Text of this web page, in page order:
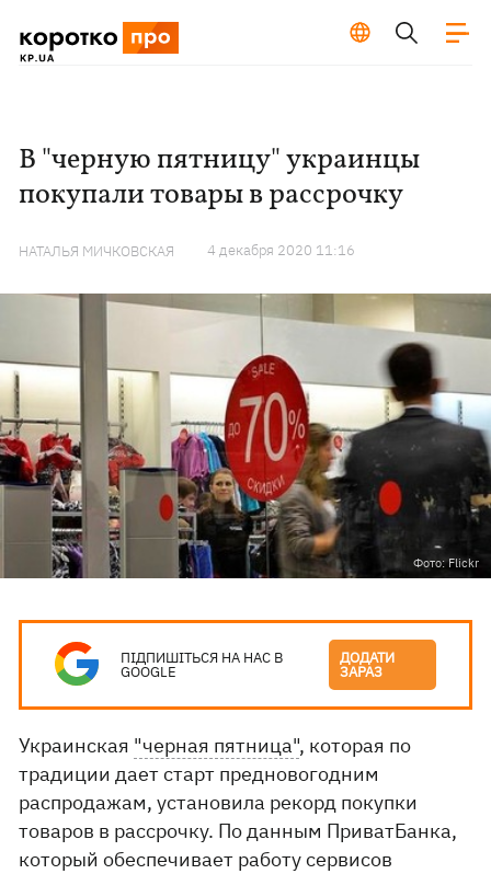
В "черную пятницу" украинцы
покупали товары в рассрочку
НАТАЛЬЯ МИЧКОВСКАЯ 4 декабря 2020 11:16
Фото: Flickr
ПІДПИШІТЬСЯ НА НАС В
GOOGLE
ДОДАТИ
ЗАРАЗ
Украинская "черная пятница", которая по
традиции дает старт предновогодним
распродажам, установила рекорд покупки
товаров в рассрочку. По данным ПриватБанка,
который обеспечивает работу сервисов